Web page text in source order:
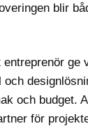
blir
ge
och
och budget.
för